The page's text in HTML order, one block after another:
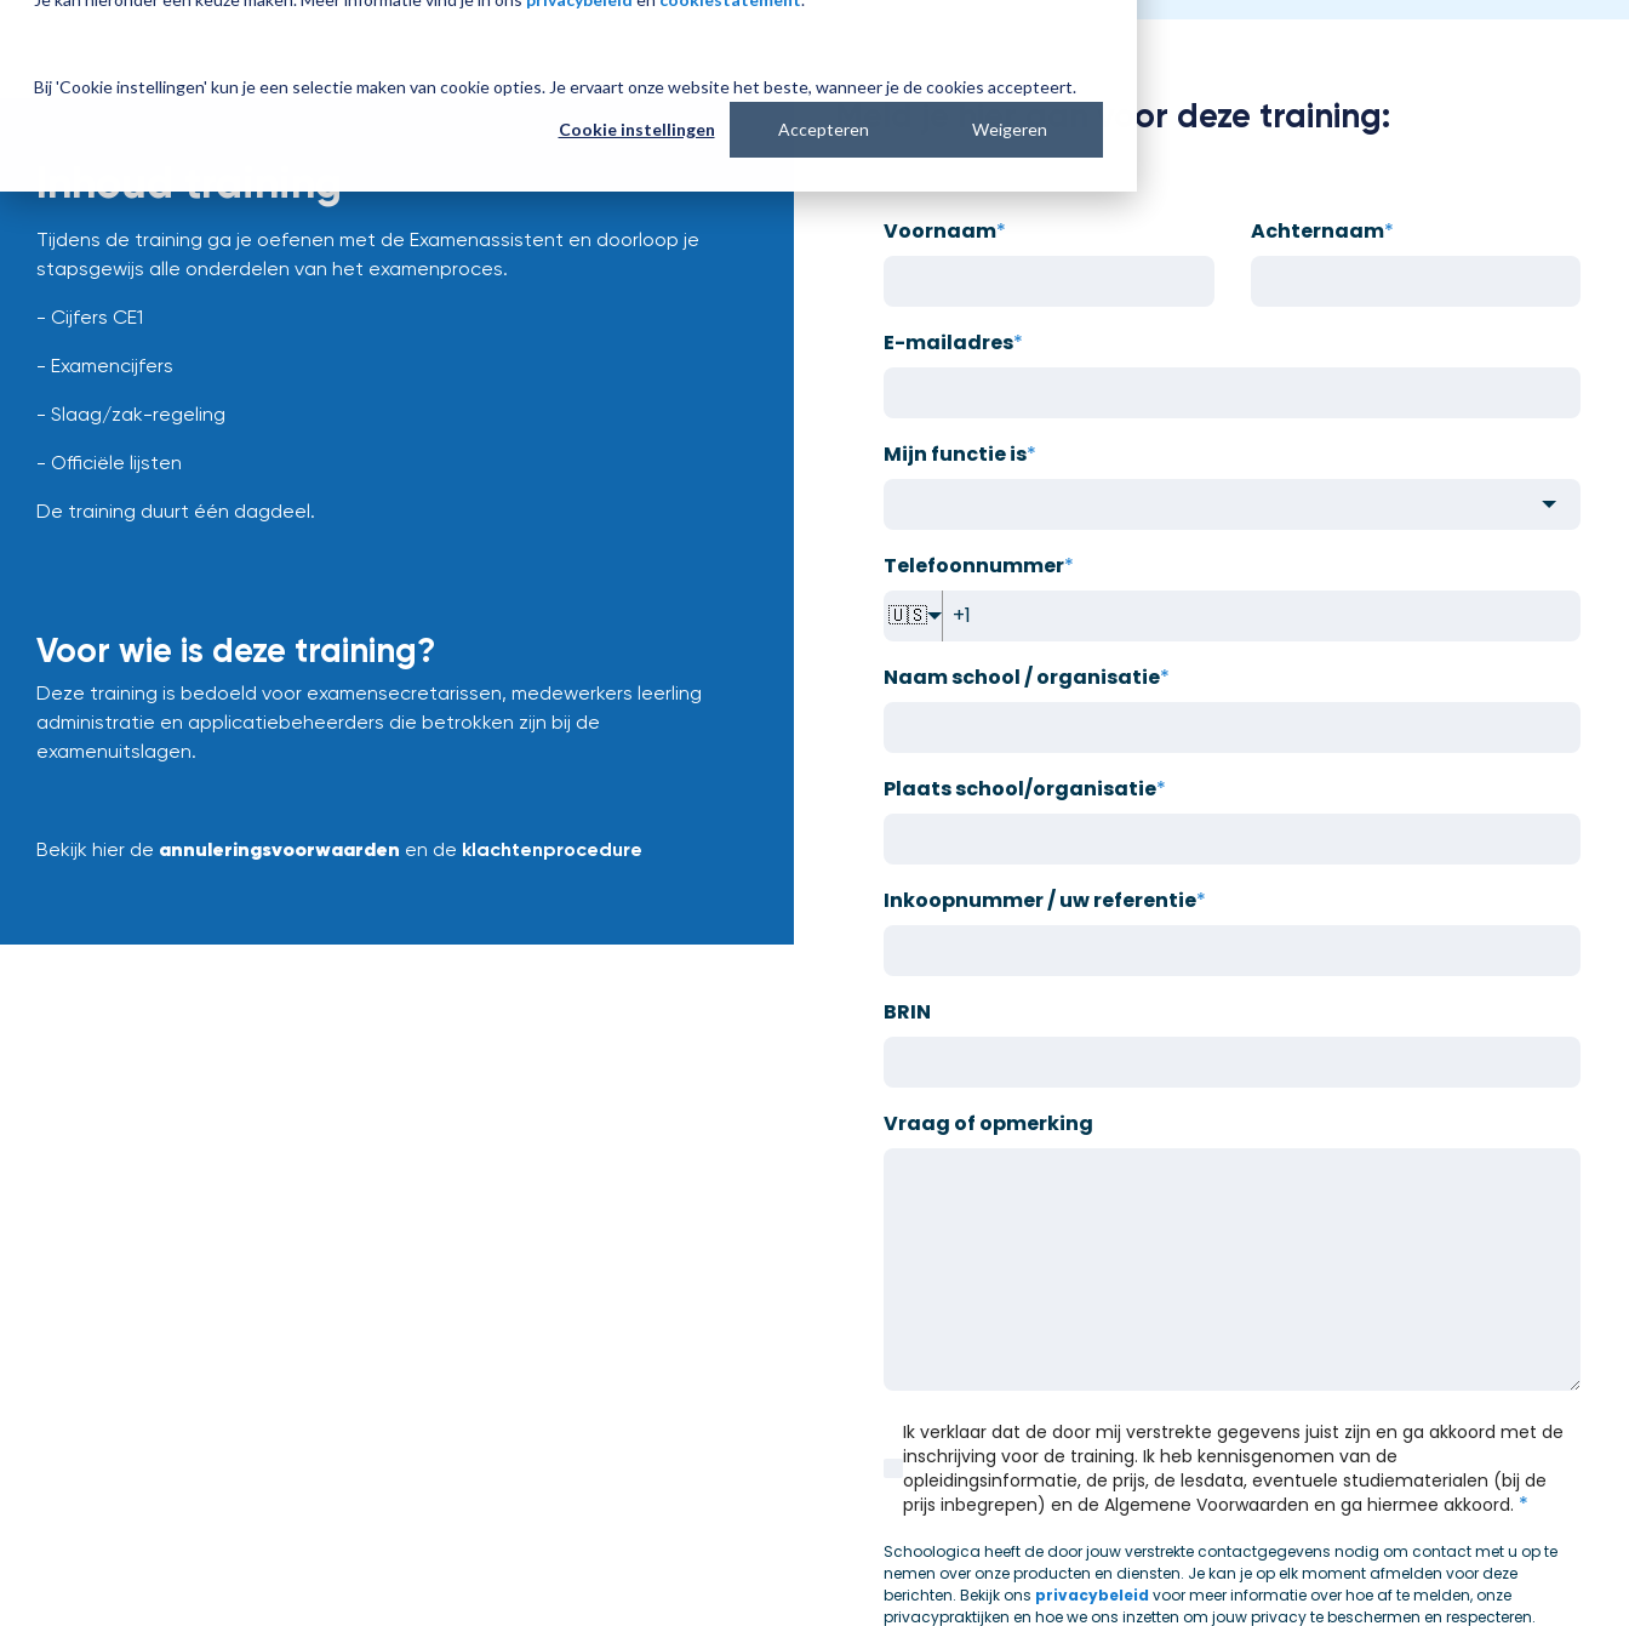
Bij 'Cookie instellingen' kun je een selectie maken van cookie opties. Je ervaart onze website het beste, wanneer je de cookies accepteert.
Cookie instellingen Accepteren Weigeren
Inhoud training
Tijdens de training ga je oefenen met de Examenassistent en doorloop je
stapsgewijs alle onderdelen van het examenproces.
- Cijfers CE1
- Examencijfers
- Slaag/zak-regeling
- Officiële lijsten
De training duurt één dagdeel.
Voor wie is deze training?
Deze training is bedoeld voor examensecretarissen, medewerkers leerling
administratie en applicatiebeheerders die betrokken zijn bij de
examenuitslagen.
Bekijk hier de annuleringsvoorwaarden en de klachtenprocedure
Meld je hier aan voor deze training:
Voornaam* Achternaam*
E-mailadres*
Mijn functie is*
Telefoonnummer*
🇺🇸
Naam school / organisatie*
Plaats school/organisatie*
Inkoopnummer / uw referentie*
BRIN
Vraag of opmerking
Ik verklaar dat de door mij verstrekte gegevens juist zijn en ga akkoord met de
inschrijving voor de training. Ik heb kennisgenomen van de
opleidingsinformatie, de prijs, de lesdata, eventuele studiematerialen (bij de
prijs inbegrepen) en de Algemene Voorwaarden en ga hiermee akkoord. *
Schoologica heeft de door jouw verstrekte contactgegevens nodig om contact met u op te
nemen over onze producten en diensten. Je kan je op elk moment afmelden voor deze
berichten. Bekijk ons privacybeleid voor meer informatie over hoe af te melden, onze
privacypraktijken en hoe we ons inzetten om jouw privacy te beschermen en respecteren.